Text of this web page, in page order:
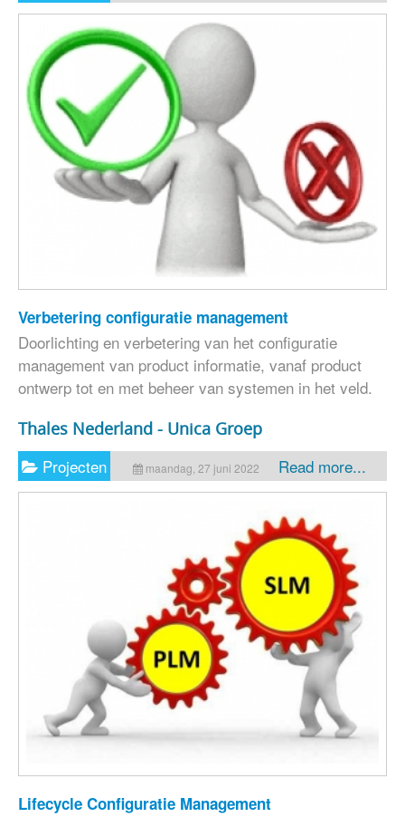
Verbetering configuratie management
Doorlichting en verbetering van het configuratie
management van product informatie, vanaf product
ontwerp tot en met beheer van systemen in het veld.
Thales Nederland - Unica Groep
Projecten maandag, 27 juni 2022 Read more...
Lifecycle Configuratie Management